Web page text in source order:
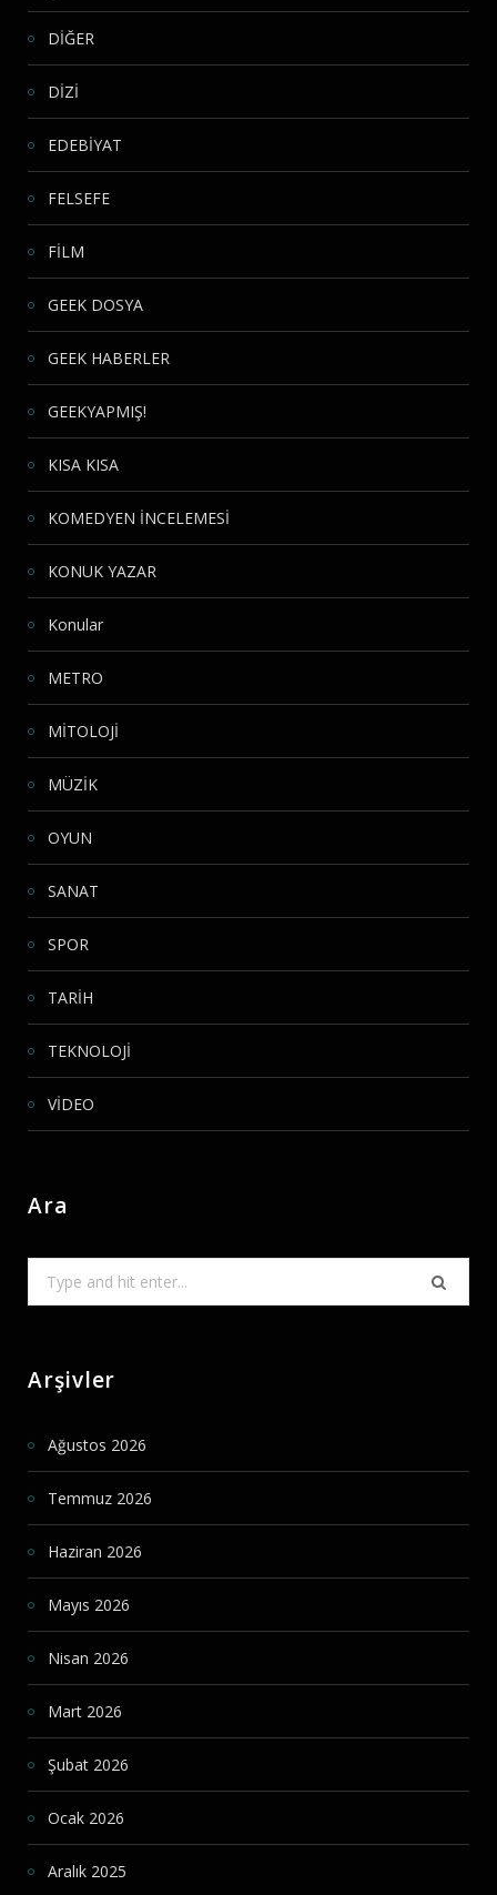
DİĞER
DİZİ
EDEBİYAT
FELSEFE
FİLM
GEEK DOSYA
GEEK HABERLER
GEEKYAPMIŞ!
KISA KISA
KOMEDYEN İNCELEMESİ
KONUK YAZAR
Konular
METRO
MİTOLOJİ
MÜZİK
OYUN
SANAT
SPOR
TARİH
TEKNOLOJİ
VİDEO
Ara
for:
Arşivler
Ağustos 2026
Temmuz 2026
Haziran 2026
Mayıs 2026
Nisan 2026
Mart 2026
Şubat 2026
Ocak 2026
Aralık 2025